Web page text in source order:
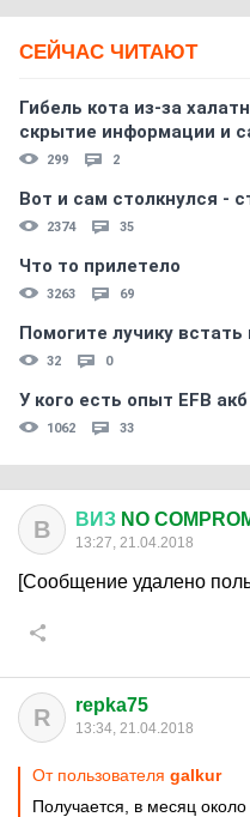
СЕЙЧАС ЧИТАЮТ
Гибель кота из-за
скрытиe информации и
299 2
Вот и сам столкнулся -
2374 35
Что то прилетело
3263 69
Помогите лучику встать
32 0
У кого есть опыт EFB
1062 33
В ВИЗ NO
13:27, 21.04.2018
[Сообщение удалено
R repka75
13:34, 21.04.2018
От пользователя galkur
Получается, в месяц